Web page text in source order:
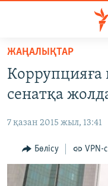
Skip
main
content
to
Navigation
Skip
САЯСАТ
ҚАҢТАР ОҚИҒАСЫ
АДАМ ҚҰҚЫҚТАРЫ
ӘЛЕУМЕТ
ЖАҢАЛЫҚТАР
Коррупцияға
сенатқа
7 қазан 2015 жыл, 13:41
Бөлісу VPN-